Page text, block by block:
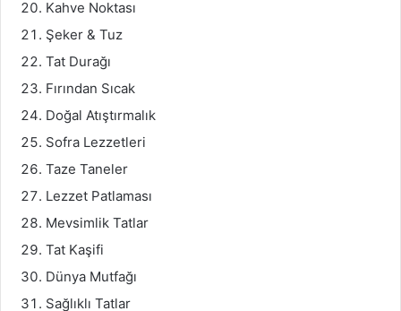
Kahve Noktası
Şeker & Tuz
Tat Durağı
Fırından Sıcak
Doğal Atıştırmalık
Sofra Lezzetleri
Taze Taneler
Lezzet Patlaması
Mevsimlik Tatlar
Tat Kaşifi
Dünya Mutfağı
Sağlıklı Tatlar